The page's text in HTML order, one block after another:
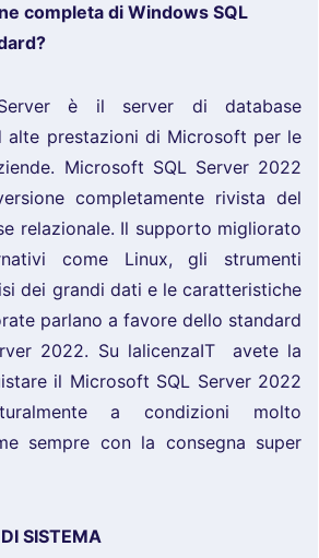
completa di Windows SQL
è il server di database
alte prestazioni di Microsoft per le
Microsoft SQL Server 2022
completamente rivista del
relazionale. Il supporto migliorato
come Linux, gli strumenti
dei grandi dati e le caratteristiche
parlano a favore dello standard
2022. Su lalicenzaIT avete la
il Microsoft SQL Server 2022
a condizioni molto
sempre con la consegna super
SISTEMA